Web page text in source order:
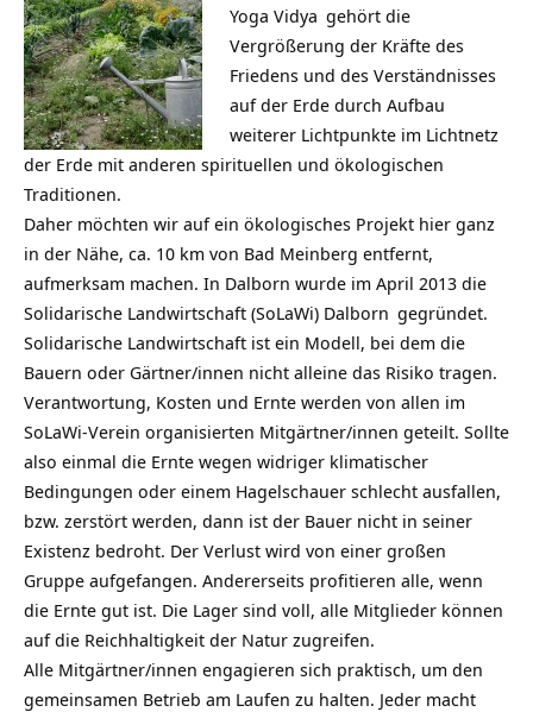
Yoga Vidya gehört die
Vergrößerung der Kräfte des
Friedens und des Verständnisses
auf der Erde durch Aufbau
weiterer Lichtpunkte im Lichtnetz
der Erde mit anderen spirituellen und ökologischen
Traditionen.
Daher möchten wir auf ein ökologisches Projekt hier ganz
in der Nähe, ca. 10 km von Bad Meinberg entfernt,
aufmerksam machen. In Dalborn wurde im April 2013 die
Solidarische Landwirtschaft (SoLaWi) Dalborn gegründet.
Solidarische Landwirtschaft ist ein Modell, bei dem die
Bauern oder Gärtner/innen nicht alleine das Risiko tragen.
Verantwortung, Kosten und Ernte werden von allen im
SoLaWi-Verein organisierten Mitgärtner/innen geteilt. Sollte
also einmal die Ernte wegen widriger klimatischer
Bedingungen oder einem Hagelschauer schlecht ausfallen,
bzw. zerstört werden, dann ist der Bauer nicht in seiner
Existenz bedroht. Der Verlust wird von einer großen
Gruppe aufgefangen. Andererseits profitieren alle, wenn
die Ernte gut ist. Die Lager sind voll, alle Mitglieder können
auf die Reichhaltigkeit der Natur zugreifen.
Alle Mitgärtner/innen engagieren sich praktisch, um den
gemeinsamen Betrieb am Laufen zu halten. Jeder macht